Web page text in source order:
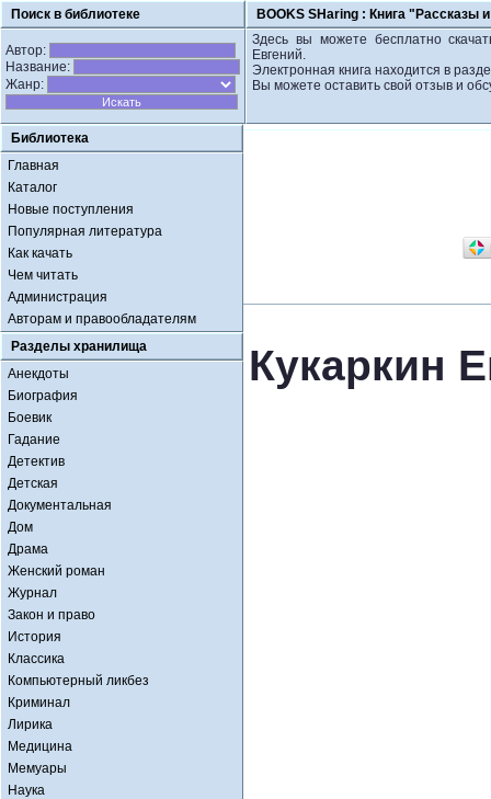
Поиск в библиотеке BOOKS SHaring : Книга "Рассказы
Автор:
Название:
Жанр:
Здесь вы можете бесплатно
Евгений.
Электронная книга находится в
Вы можете оставить свой отзыв и
Библиотека
Главная
Каталог
Новые поступления
Популярная литература
Как качать
Чем читать
Администрация
Авторам и правообладателям
Разделы хранилища
Анекдоты
Биография
Боевик
Гадание
Детектив
Детская
Документальная
Дом
Драма
Женский роман
Журнал
Закон и право
История
Классика
Компьютерный ликбез
Криминал
Лирика
Медицина
Мемуары
Наука
Кукаркин